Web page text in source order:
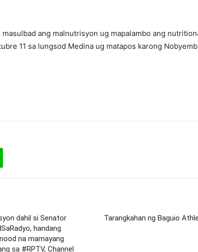
ang malnutrisyon ug mapalambo ang
11 sa lungsod Medina ug matapos karong
dahil si Senator
handang
na mamayang
sa #RPTV, Channel
Tarangkahan ng Baguio